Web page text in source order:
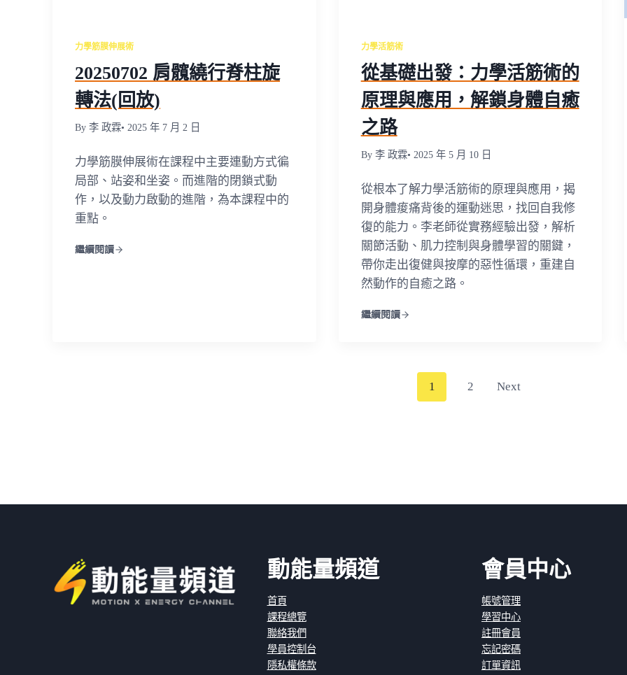
力學筋膜伸展術
20250702 肩髖繞行脊柱旋
轉法(回放)
By 李 政霖• 2025 年 7 月 2 日
力學筋膜伸展術在課程中主要連動方式徧
局部、站姿和坐姿。而進階的閉鎖式動
作，以及動力啟動的進階，為本課程中的
重點。
繼續閱讀
力學活筋術
從基礎出發：力學活筋術的
原理與應用，解鎖身體自癒
之路
By 李 政霖• 2025 年 5 月 10 日
從根本了解力學活筋術的原理與應用，揭
開身體痠痛背後的運動迷思，找回自我修
復的能力。李老師從實務經驗出發，解析
關節活動、肌力控制與身體學習的關鍵，
帶你走出復健與按摩的惡性循環，重建自
然動作的自癒之路。
繼續閱讀
P
n
1 2 Next
動能量頻道
首頁
課程總覽
聯絡我們
學員控制台
隱私權條款
會員中心
帳號管理
學習中心
註冊會員
忘記密碼
訂單資訊